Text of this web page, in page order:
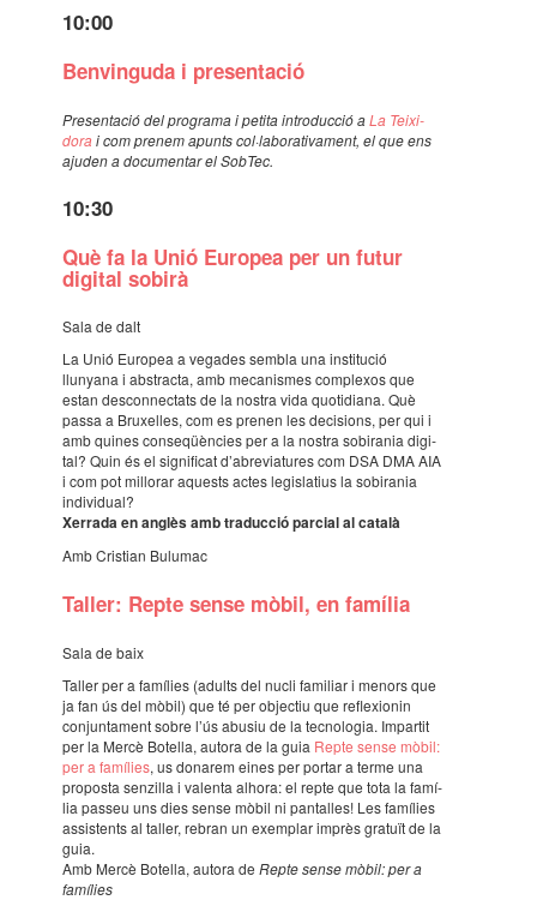
10:00
Benvin­guda i presen­ta­ció
Presen­ta­ció del programa i petita intro­duc­ció aLa Teixi­
dorai com prenem apunts col·­la­bo­ra­ti­va­ment, el que ens
ajuden a docu­men­tar el SobTec.
10:30
Què fa la Unió Euro­pea per un futur
digi­tal sobirà
Sala de dalt
La Unió Euro­pea a vega­des sembla una insti­tu­ció
llunyana i abstracta, amb meca­nis­mes comple­xos que
estan descon­nec­tats de la nostra vida quoti­di­ana. Què
passa a Bruxe­lles, com es prenen les deci­si­ons, per qui i
amb quines conse­qüèn­cies per a la nostra sobi­ra­nia digi­
tal? Quin és el signi­fi­cat d’abre­vi­a­tu­res com DSA DMA AIA
i com pot millo­rar aquests actes legis­la­tius la sobi­ra­nia
indi­vi­dual?
Xerrada en anglès amb traduc­ció parcial al català
Amb Cris­tian Bulu­mac
Taller: Repte sense mòbil, en famí­lia
Sala de baix
Taller per a famí­lies (adults del nucli fami­liar i menors que
ja fan ús del mòbil) que té per objec­tiu que refle­xi­o­nin
conjun­ta­ment sobre l’ús abusiu de la tecno­lo­gia. Impar­tit
per la Mercè Bote­lla, autora de la guia Repte sense mòbil:
per a famí­lies, us dona­rem eines per portar a terme una
proposta senzi­lla i valenta alhora: el repte que tota la famí­
lia passeu uns dies sense mòbil ni panta­lles! Les famí­lies
assis­tents al taller, rebran un exem­plar imprès gratuït de la
guia.
Amb Mercè Bote­lla, autora deRepte sense mòbil: per a
famí­lies